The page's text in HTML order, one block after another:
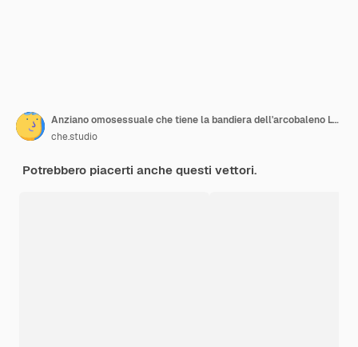
Anziano omosessuale che tiene la bandiera dell'arcobaleno LGBT per la celebrazione del Gay Pride
che.studio
Potrebbero piacerti anche questi vettori.